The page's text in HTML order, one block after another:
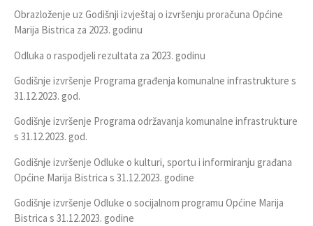
Obrazloženje uz Godišnji izvještaj o izvršenju proračuna Općine
Marija Bistrica za 2023. godinu
Odluka o raspodjeli rezultata za 2023. godinu
Godišnje izvršenje Programa građenja komunalne infrastrukture s
31.12.2023. god.
Godišnje izvršenje Programa održavanja komunalne infrastrukture
s 31.12.2023. god.
Godišnje izvršenje Odluke o kulturi, sportu i informiranju građana
Općine Marija Bistrica s 31.12.2023. godine
Godišnje izvršenje Odluke o socijalnom programu Općine Marija
Bistrica s 31.12.2023. godine